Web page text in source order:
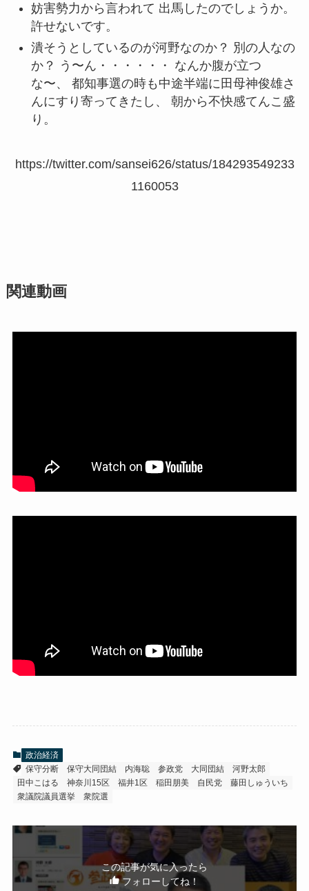
妨害勢力から言われて 出馬したのでしょうか。
許せないです。
潰そうとしているのが河野なのか？ 別の人なの
か？ う〜ん・・・・・・ なんか腹が立つ
な〜、 都知事選の時も中途半端に田母神俊雄さ
んにすり寄ってきたし、 朝から不快感てんこ盛
り。
https://twitter.com/sansei626/status/184293549233
1160053
関連動画
政治経済
保守分断
保守大同団結 内海聡 参政党 大同団結
河野太郎
田中こはる
神奈川15区 福井1区 稲田朋美 自民党
藤田しゅういち
衆議院議員選挙
衆院選
この記事が気に入ったら
フォローしてね！